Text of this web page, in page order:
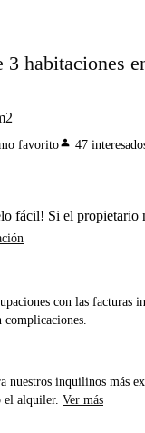
3 habitaciones
favoritoperson 47
fácil! Si el
con las facturas
complicaciones.
nuestros inquilinos más
el alquiler. Ver más